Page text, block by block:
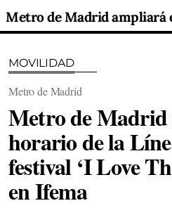
MOVILIDAD
Metro de Madrid
Metro de
horario de la
festival ‘I Love
en Ifema